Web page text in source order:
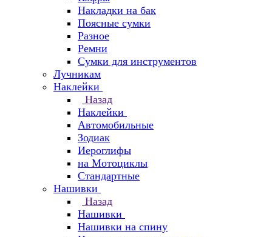
Накладки на бак
Поясные сумки
Разное
Ремни
Сумки для инструментов
Лучникам
Наклейки
Назад
Наклейки
Автомобильные
Зодиак
Иероглифы
на Мотоциклы
Стандартные
Нашивки
Назад
Нашивки
Нашивки на спину